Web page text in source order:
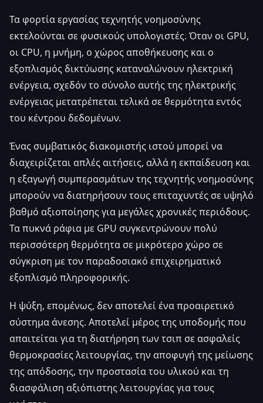
Τα φορτία εργασίας τεχνητής νοημοσύνης
εκτελούνται σε φυσικούς υπολογιστές. Όταν οι GPU,
οι CPU, η μνήμη, ο χώρος αποθήκευσης και ο
εξοπλισμός δικτύωσης καταναλώνουν ηλεκτρική
ενέργεια, σχεδόν το σύνολο αυτής της ηλεκτρικής
ενέργειας μετατρέπεται τελικά σε θερμότητα εντός
του κέντρου δεδομένων.
Ένας συμβατικός διακομιστής ιστού μπορεί να
διαχειρίζεται απλές αιτήσεις, αλλά η εκπαίδευση και
η εξαγωγή συμπερασμάτων της τεχνητής νοημοσύνης
μπορούν να διατηρήσουν τους επιταχυντές σε υψηλό
βαθμό αξιοποίησης για μεγάλες χρονικές περιόδους.
Τα πυκνά ράφια με GPU συγκεντρώνουν πολύ
περισσότερη θερμότητα σε μικρότερο χώρο σε
σύγκριση με τον παραδοσιακό επιχειρηματικό
εξοπλισμό πληροφορικής.
Η ψύξη, επομένως, δεν αποτελεί ένα προαιρετικό
σύστημα άνεσης. Αποτελεί μέρος της υποδομής που
απαιτείται για τη διατήρηση των τσιπ σε ασφαλείς
θερμοκρασίες λειτουργίας, την αποφυγή της μείωσης
της απόδοσης, την προστασία του υλικού και τη
διασφάλιση αξιόπιστης λειτουργίας για τους